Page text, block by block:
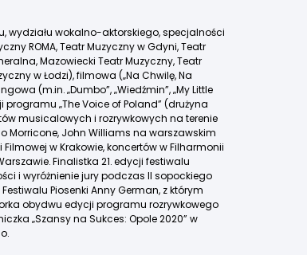
wydziału wokalno-aktorskiego, specjalności
ROMA, Teatr Muzyczny w Gdyni, Teatr
Mazowiecki Teatr Muzyczny, Teatr
w Łodzi), filmowa („Na Chwilę, Na
(m.in. „Dumbo”, „Wiedźmin”, „My Little
programu „The Voice of Poland” (drużyna
musicalowych i rozrywkowych na terenie
Morricone, John Williams na warszawskim
Filmowej w Krakowie, koncertów w Filharmonii
Finalistka 21. edycji festiwalu
i wyróżnienie jury podczas II sopockiego
Piosenki Anny German, z którym
obydwu edycji programu rozrywkowego
„Szansy na Sukces: Opole 2020” w